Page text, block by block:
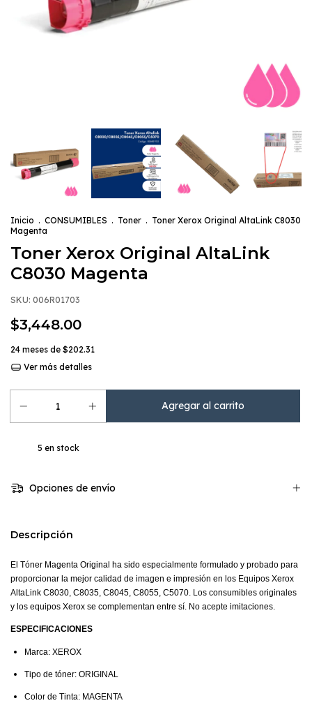
Inicio . CONSUMIBLES . Toner . Toner Xerox Original AltaLink C8030
Magenta
Toner Xerox Original AltaLink
C8030 Magenta
SKU: 006R01703
$3,448.00
24 meses de $202.31
Ver más detalles
5 en stock
Opciones de envío
Descripción
El Tóner Magenta Original ha sido especialmente formulado y probado para
proporcionar la mejor calidad de imagen e impresión en los Equipos Xerox
AltaLink C8030, C8035, C8045, C8055, C5070 . Los consumibles originales
y los equipos Xerox se complementan entre sí. No acepte imitaciones.
ESPECIFICACIONES
Marca: XEROX
Tipo de tóner: ORIGINAL
Color de Tinta: MAGENTA